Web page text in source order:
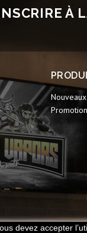
À
devez accepter